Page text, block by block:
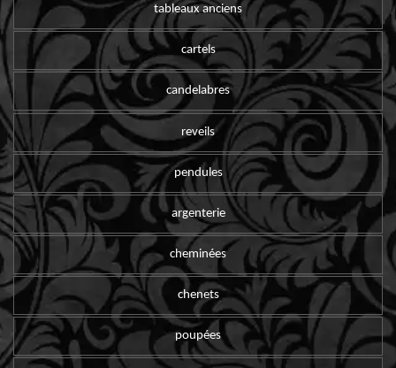
tableaux anciens
cartels
candelabres
reveils
pendules
argenterie
cheminées
chenets
poupées